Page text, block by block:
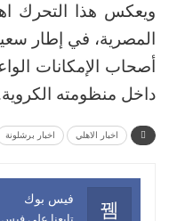
ويعكس هذا التحرك
المصرية، في إطار
أصحاب الإمكانات
داخل منظومته
اخبار الاهلي اخبار برشلونة
فيس بوك